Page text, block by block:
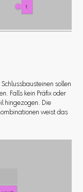
sollen
Falls kein Präfix oder
hingezogen. Die
weist das